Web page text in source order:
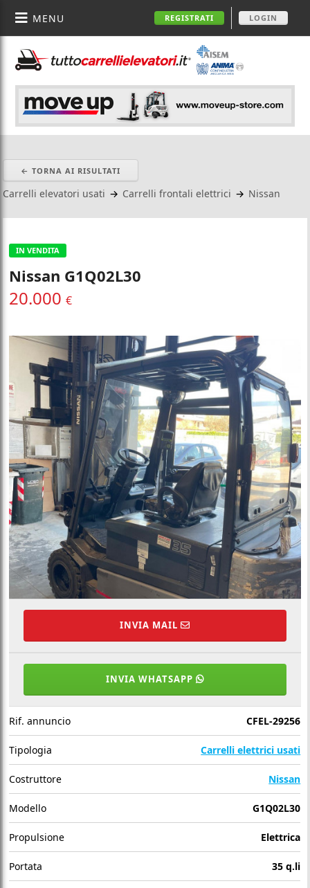
REGISTRATI LOGIN
MENU
← TORNA AI RISULTATI
Carrelli elevatori usati → Carrelli frontali elettrici → Nissan
IN VENDITA
Nissan G1Q02L30
20.000€
INVIA MAIL
INVIA WHATSAPP
Rif. annuncio CFEL-29256
Tipologia Carrelli elettrici usati
Costruttore Nissan
Modello G1Q02L30
Propulsione Elettrica
Portata 35 q.li